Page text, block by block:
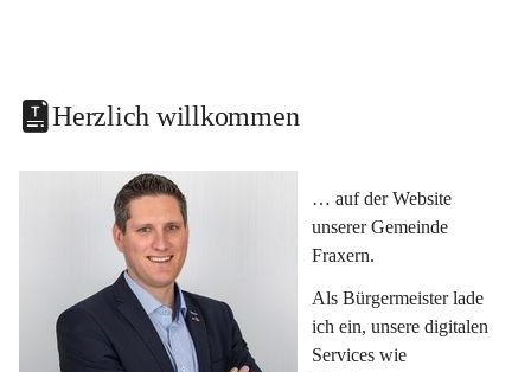
Herzlich willkommen
… auf der Website
unserer Gemeinde
Fraxern.
Als Bürgermeister lade
ich ein, unsere digitalen
Services wie